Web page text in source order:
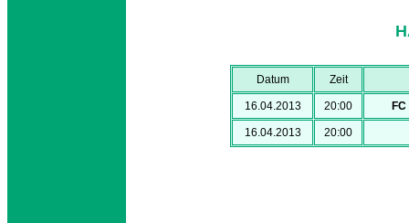
Datum Zeit
16.04.2013 20:00
16.04.2013 20:00